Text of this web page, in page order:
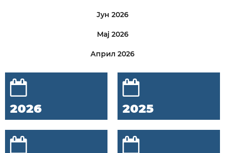
Јун 2026
Мај 2026
Април 2026
2026 2025